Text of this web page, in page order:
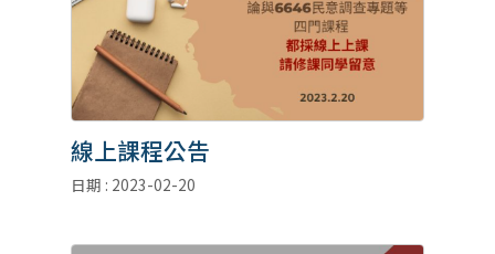
線上課程公告
日期 : 2023-02-20